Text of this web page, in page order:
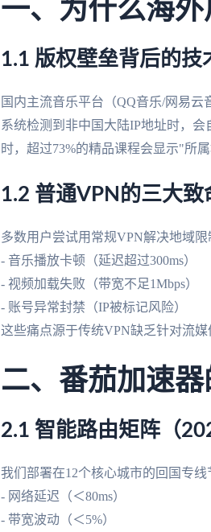
一、为什么海外
1.1 版权壁垒背后的技
国内主流音乐平台（QQ音乐/网易
系统检测到非中国大陆IP地址时，
时，超过73%的精品课程会显示"所
1.2 普通VPN的三大致
多数用户尝试用常规VPN解决地域限
- 音乐播放卡顿（延迟超过300ms）
- 视频加载失败（带宽不足1Mbps）
- 账号异常封禁（IP被标记风险）
这些痛点源于传统VPN缺乏针对流媒
二、番茄加速
2.1 智能路由矩阵（
我们部署在12个核心城市的回国专线
- 网络延迟（＜80ms）
- 带宽波动（＜5%）